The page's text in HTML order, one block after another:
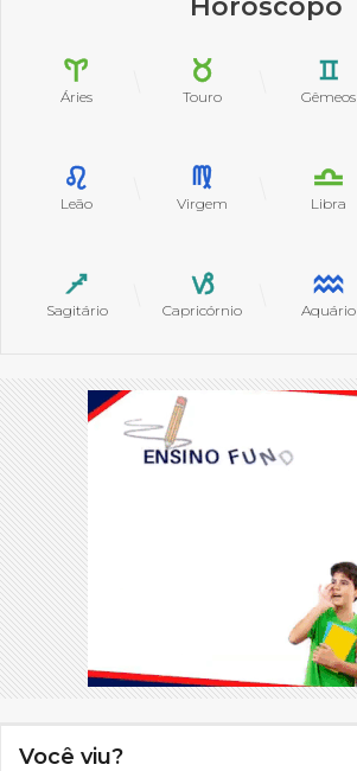
Horóscopo
Áries Touro Gêmeos
Leão Virgem Libra
Sagitário Capricórnio Aquário
Você viu?